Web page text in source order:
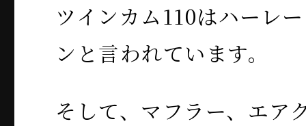
ツインカム110はハーレ
ンと言われています。
そして、マフラー、エア